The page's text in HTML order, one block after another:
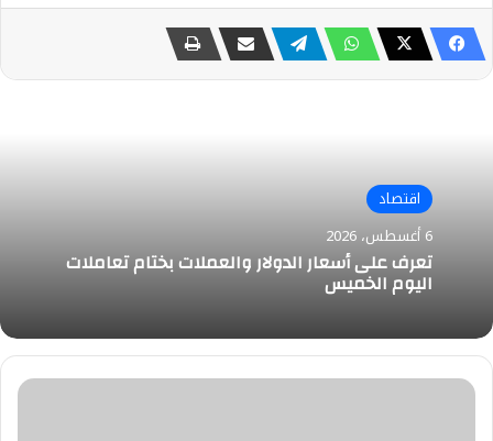
اقتصاد
6 أغسطس، 2026
تعرف على أسعار الدولار والعملات بختام تعاملات
اليوم الخميس
الرئيس